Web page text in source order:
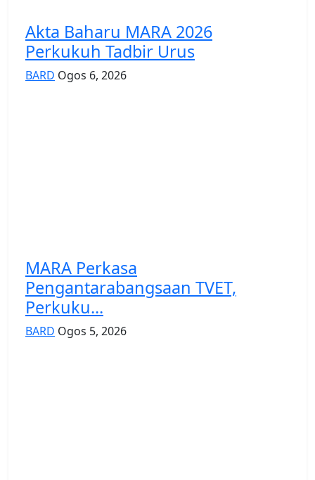
Akta Baharu MARA 2026
Perkukuh Tadbir Urus
BARD Ogos 6, 2026
MARA Perkasa
Pengantarabangsaan TVET,
Perkuku...
BARD Ogos 5, 2026